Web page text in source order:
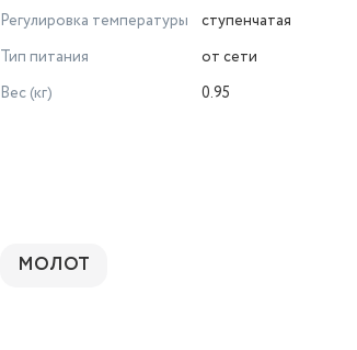
Регулировка температуры
ступенчатая
Тип питания
от сети
Вес (кг)
0.95
МОЛОТ